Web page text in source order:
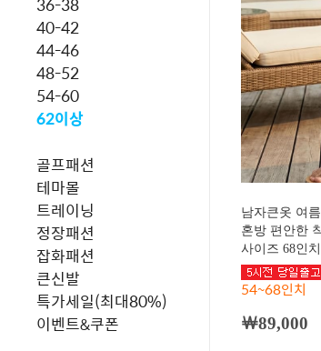
40-42
44-46
48-52
54-60
62이상
골프패션
테마몰
트레이닝
정장패션
잡화패션
큰신발
특가세일(최대80%)
이벤트&쿠폰
남자큰옷 여
혼방 편안한
사이즈 68인
54~68인치
￦89,000